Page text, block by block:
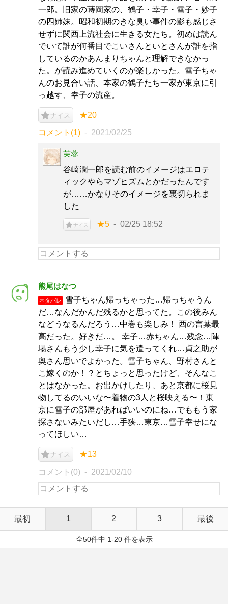
一郎。旧家の蒔岡家の、鶴子・幸子・雪子・妙子
の四姉妹。昭和初期のきな臭い事件の影も感じさ
せずに関西上流社会に生きる女たち。初めは読ん
でいて誰が何番目でこいさんといとさんが誰を指
しているのかあんまりちゃんと理解できなかっ
た。が読み進めていくのが楽しかった。雪子ちゃ
んのお見合い話、本家の鶴子たち一家が東京に引
っ越す、幸子の流産。
ナイス ★20
コメント(1) 2021/02/25
芙蓉
谷崎潤一郎を読む前のイメージはエロテ
ィックやらマゾヒズムとかだったんです
が……かなりそのイメージを裏切られま
した
ナイス ★5 02/25 18:52
熊尾はなつ
ネタバレ
雪子ちゃん帰っちゃった…帰っちゃうん
だ…なんだかんだ残るかと思ってた。この後みん
などうなるんだろう…中巻も楽しみ！ 西の言葉最
高だった。好きだ…。 幸子…赤ちゃん…残念…陣
場さんもう少し幸子に気を遣ってくれ…貞之助が
奥さん思いでよかった。雪子ちゃん、野村さんと
こ嫁くのか！？とちょっと思ったけど、そんなこ
とはなかった。お出かけしたり、あと京都に桜見
物してるのいいな〜着物の3人と桜映える〜！東
京に雪子の部屋があればいいのにね…でももう家
探さないみたいだし…手狭…東京…雪子幸せにな
ってほしい…
ナイス ★13
コメント(0) 2021/02/10
最初 1 2 3 最後
全50件中 1-20 件を表示